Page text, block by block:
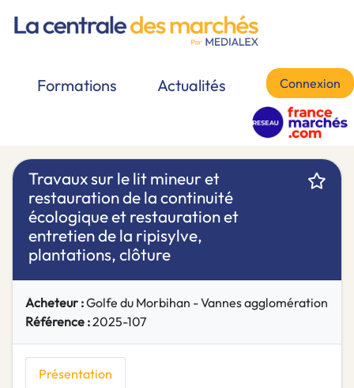
Formations Actualités Connexion
Travaux sur le lit mineur et
restauration de la continuité
écologique et restauration et
entretien de la ripisylve,
plantations, clôture
Acheteur :Golfe du Morbihan - Vannes agglomération
Référence :2025-107
Présentation